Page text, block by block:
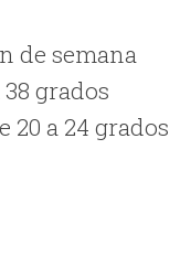
de semana
grados
a 24 grados